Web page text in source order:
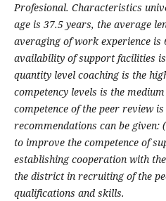
Profesional. Characteristics
age is 37.5 years, the average
averaging of work experience is
availability of support facilities
quantity level coaching is the
competency levels is the
competence of the peer review
recommendations can be given:
to improve the competence of
establishing cooperation with
the district in recruiting of the
qualifications and skills.